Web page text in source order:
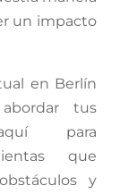
un impacto
en Berlín
tus
para
que
y